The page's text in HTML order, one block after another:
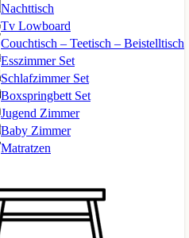
Nachttisch
Tv Lowboard
Couchtisch – Teetisch – Beistelltisch
Esszimmer Set
Schlafzimmer Set
Boxspringbett Set
Jugend Zimmer
Baby Zimmer
Matratzen